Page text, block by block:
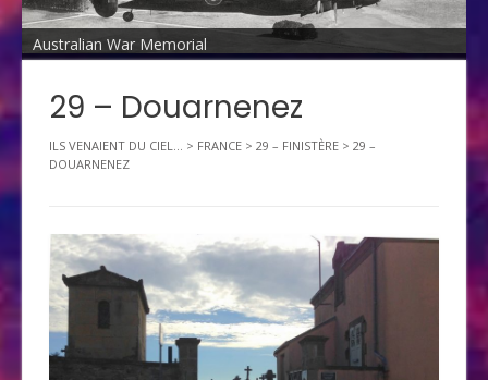
Australian War Memorial
29 – Douarnenez
ILS VENAIENT DU CIEL... > FRANCE > 29 – FINISTÈRE > 29 –
DOUARNENEZ